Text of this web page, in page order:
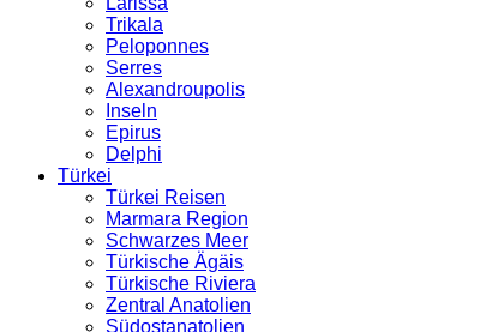
Trikala
Peloponnes
Serres
Alexandroupolis
Inseln
Epirus
Delphi
Türkei
Türkei Reisen
Marmara Region
Schwarzes Meer
Türkische Ägäis
Türkische Riviera
Zentral Anatolien
Südostanatolien